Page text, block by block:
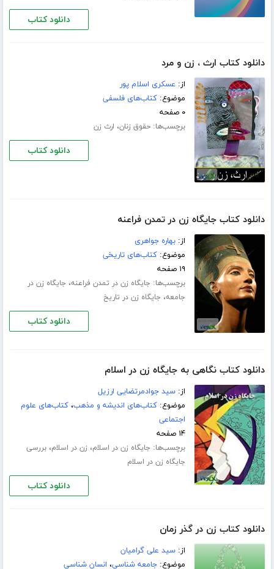
دانلود کتاب
دانلود کتاب ارث ، زن و مرد
از: عسکری اسلام‏ پور
موضوع:کتاب‌های فلسفی
۰ صفحه
برچسب‌ها:حقوق زنان، ارث زن
دانلود کتاب
دانلود کتاب جایگاه زن در تمدن فراعنه
از:بهاره جواهری
موضوع:کتاب‌های تاریخی
۱۹ صفحه
برچسب‌ها: جایگاه زن در تمدن فراعنه، جایگاه زن در
جامعه، جایگاه زن در تاریخ
دانلود کتاب
دانلود کتاب نگاهی به جایگاه زن در اسلام
از:سید جوادمرتضایی ارزیل
موضوع:کتاب‌های اندیشه و مذهب،کتاب‌های علوم
اجتماعی
۱۴ صفحه
برچسب‌ها: جایگاه زن در اسلام، زن در اسلام،بررسی
جایگاه زن در اسلام
دانلود کتاب
دانلود کتاب زن در گذر زمان
از:سید علی گرامیان
موضوع:جامعه شناسی، انسان شناسی